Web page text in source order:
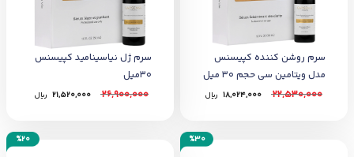
سرم روشن کننده کپیسنس
مدل ویتامین سی حجم 30 میل
22,530,000
18,024,000 ﷼
سرم ژل نیاسینامید کپیسنس
30میل
26,900,000
21,520,000 ﷼
%30
%20